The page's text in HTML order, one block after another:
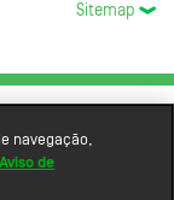
Sitemap
navegação,
Aviso de